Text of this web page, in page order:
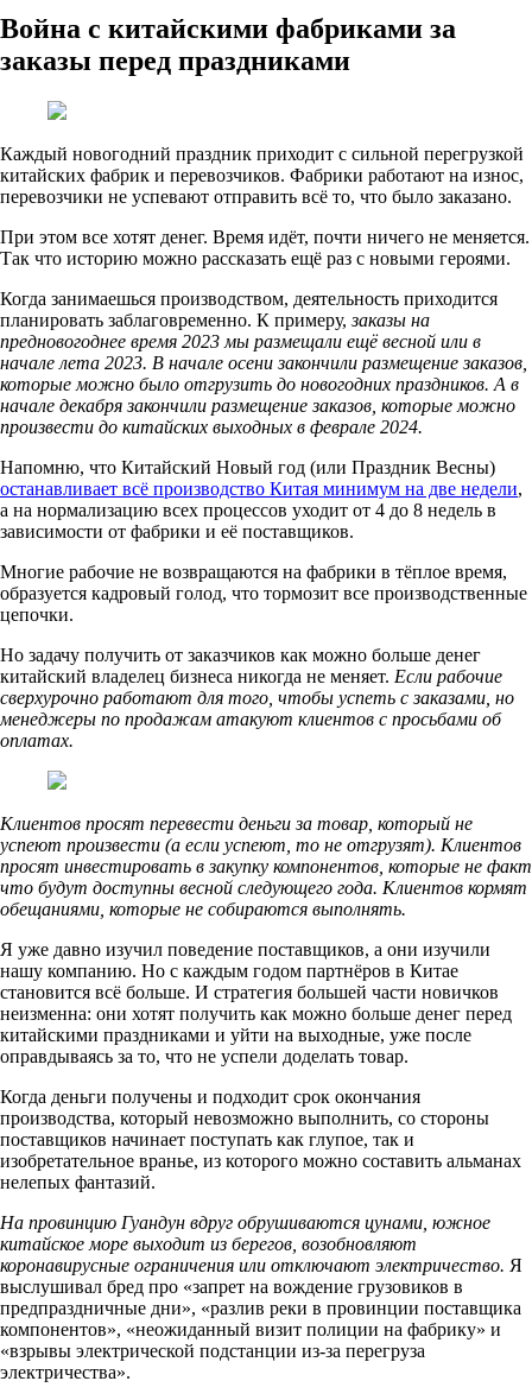
Война с китайскими фабриками за
заказы перед праздниками
Каждый новогодний праздник приходит с сильной перегрузкой
китайских фабрик и перевозчиков. Фабрики работают на износ,
перевозчики не успевают отправить всё то, что было заказано.
При этом все хотят денег. Время идёт, почти ничего не меняется.
Так что историю можно рассказать ещё раз с новыми героями.
Когда занимаешься производством, деятельность приходится
планировать заблаговременно. К примеру,заказы на
предновогоднее время 2023 мы размещали ещё весной или в
начале лета 2023. В начале осени закончили размещение заказов,
которые можно было отгрузить до новогодних праздников. А в
начале декабря закончили размещение заказов, которые можно
произвести до китайских выходных в феврале 2024.
Напомню, что Китайский Новый год (или Праздник Весны)
останавливает всё производство Китая минимум на две недели,
а на нормализацию всех процессов уходит от 4 до 8 недель в
зависимости от фабрики и её поставщиков.
Многие рабочие не возвращаются на фабрики в тёплое время,
образуется кадровый голод, что тормозит все производственные
цепочки.
Но задачу получить от заказчиков как можно больше денег
китайский владелец бизнеса никогда не меняет. Если рабочие
сверхурочно работают для того, чтобы успеть с заказами, но
менеджеры по продажам атакуют клиентов с просьбами об
оплатах.
Клиентов просят перевести деньги за товар, который не
успеют произвести (а если успеют, то не отгрузят). Клиентов
просят инвестировать в закупку компонентов, которые не факт
что будут доступны весной следующего года. Клиентов кормят
обещаниями, которые не собираются выполнять.
Я уже давно изучил поведение поставщиков, а они изучили
нашу компанию. Но с каждым годом партнёров в Китае
становится всё больше. И стратегия большей части новичков
неизменна: они хотят получить как можно больше денег перед
китайскими праздниками и уйти на выходные, уже после
оправдываясь за то, что не успели доделать товар.
Когда деньги получены и подходит срок окончания
производства, который невозможно выполнить, со стороны
поставщиков начинает поступать как глупое, так и
изобретательное вранье, из которого можно составить альманах
нелепых фантазий.
На провинцию Гуандун вдруг обрушиваются цунами, южное
китайское море выходит из берегов, возобновляют
коронавирусные ограничения или отключают электричество. Я
выслушивал бред про «запрет на вождение грузовиков в
предпраздничные дни», «разлив реки в провинции поставщика
компонентов», «неожиданный визит полиции на фабрику» и
«взрывы электрической подстанции из-за перегруза
электричества».